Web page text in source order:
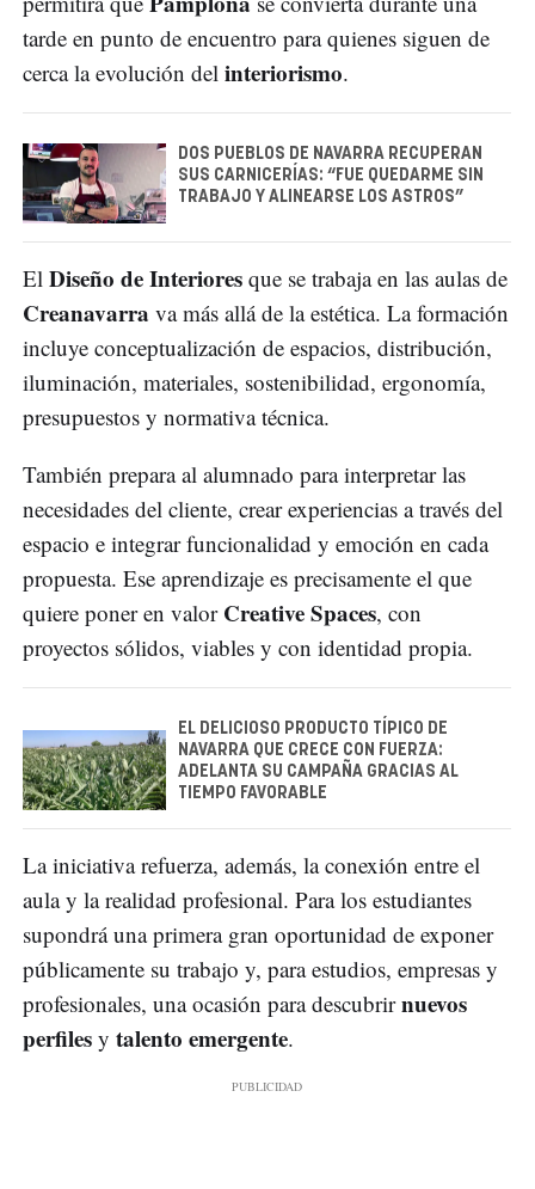
tarde en punto de encuentro para quienes siguen de
cerca la evolución del interiorismo.
DOS PUEBLOS DE NAVARRA RECUPERAN
SUS CARNICERÍAS: “FUE QUEDARME SIN
TRABAJO Y ALINEARSE LOS ASTROS”
El Diseño de Interiores que se trabaja en las aulas de
Creanavarra va más allá de la estética. La formación
incluye conceptualización de espacios, distribución,
iluminación, materiales, sostenibilidad, ergonomía,
presupuestos y normativa técnica.
También prepara al alumnado para interpretar las
necesidades del cliente, crear experiencias a través del
espacio e integrar funcionalidad y emoción en cada
propuesta. Ese aprendizaje es precisamente el que
quiere poner en valor Creative Spaces, con
proyectos sólidos, viables y con identidad propia.
EL DELICIOSO PRODUCTO TÍPICO DE
NAVARRA QUE CRECE CON FUERZA:
ADELANTA SU CAMPAÑA GRACIAS AL
TIEMPO FAVORABLE
La iniciativa refuerza, además, la conexión entre el
aula y la realidad profesional. Para los estudiantes
supondrá una primera gran oportunidad de exponer
públicamente su trabajo y, para estudios, empresas y
profesionales, una ocasión para descubrirnuevos
perfiles y talento emergente.